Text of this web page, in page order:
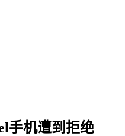
手机遭到拒绝